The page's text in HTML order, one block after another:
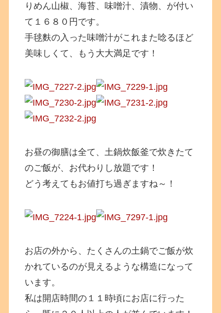
りめん山椒、海苔、味噌汁、漬物、が付い
て１６８０円です。
手毬麩の入った味噌汁がこれまた唸るほど
美味しくて、もう大大満足です！
お昼の御膳は全て、土鍋炊飯釜で炊きたて
のご飯が、お代わりし放題です！
どう考えてもお値打ち過ぎますね～！
お店の外から、たくさんの土鍋でご飯が炊
かれているのが見えるような構造になって
います。
私は開店時間の１１時頃にお店に行った